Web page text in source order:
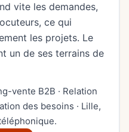
vite les demandes,
ce qui
les projets. Le
un de ses terrains de
vente B2B · Relation
des besoins · Lille,